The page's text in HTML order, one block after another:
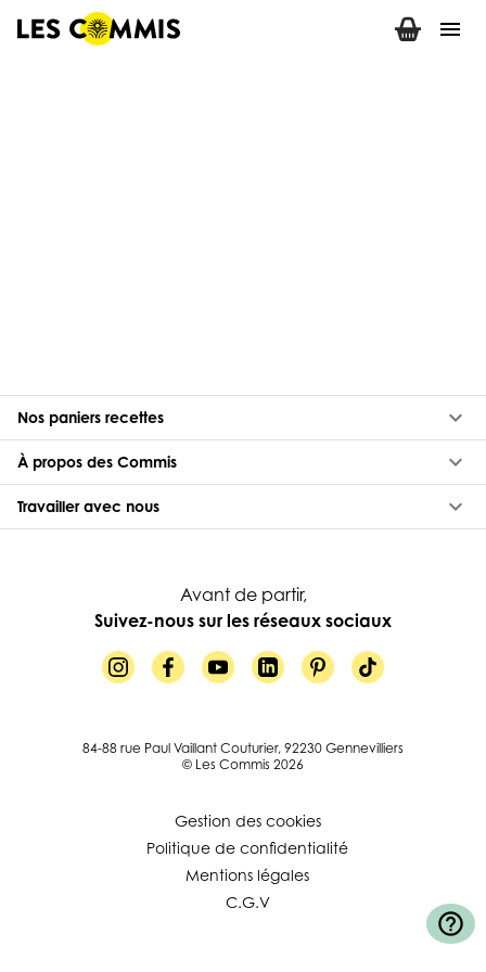
menu
Nos paniers recettes keyboard_arrow_down
À propos des Commis keyboard_arrow_down
Travailler avec nous keyboard_arrow_down
Avant de partir,
Suivez-nous sur les réseaux sociaux
84-88 rue Paul Vaillant Couturier, 92230 Gennevilliers
© Les Commis 2026
Gestion des cookies
Politique de confidentialité
Mentions légales
C.G.V
help_outline